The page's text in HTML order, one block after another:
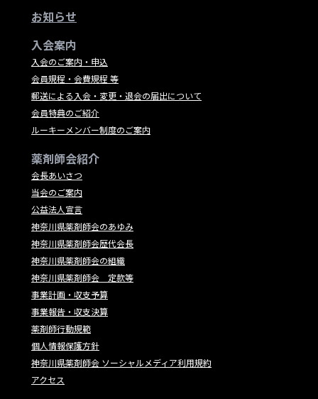
お知らせ
入会案内
入会のご案内・申込
会員規程・会費規程 等
郵送による入会・変更・退会の届出について
会員特典のご紹介
ルーキーメンバー制度のご案内
薬剤師会紹介
会長あいさつ
当会のご案内
公益法人宣言
神奈川県薬剤師会のあゆみ
神奈川県薬剤師会歴代会長
神奈川県薬剤師会の組織
神奈川県薬剤師会 定款等
事業計画・収支予算
事業報告・収支決算
薬剤師行動規範
個人情報保護方針
神奈川県薬剤師会 ソーシャルメディア利用規約
アクセス